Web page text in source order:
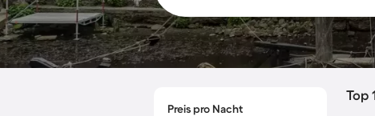
Preis pro Nacht
Top